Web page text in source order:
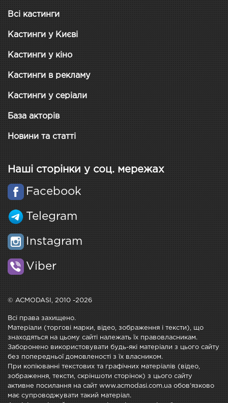
Всі кастинги
Кастинги у Києві
Кастинги у кіно
Кастинги в рекламу
Кастинги у серіали
База акторів
Новини та статті
Наші сторінки у соц. мережах
Facebook
Telegram
Instagram
Viber
© ACMODASI, 2010 -2026
Всі права захищено.
Матеріали (торгові марки, відео, зображення і тексти), що
знаходяться на цьому сайті належать їх правовласникам.
Заборонено використовувати будь-які матеріали з цього сайту
без попередньої домовленості з їх власником.
При копіюванні текстових та графічних матеріалів (відео,
зображення, тексти, скріншоти сторінок) з цього сайту
активне посилання на сайт www.acmodasi.com.ua обов'язково
має супроводжувати такий матеріал.